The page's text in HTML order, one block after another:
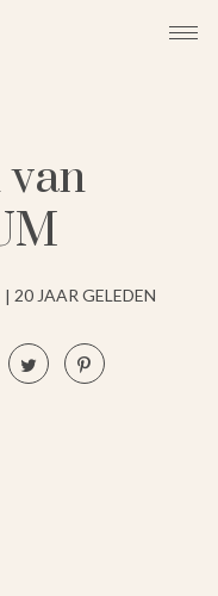
van
20 JAAR GELEDEN